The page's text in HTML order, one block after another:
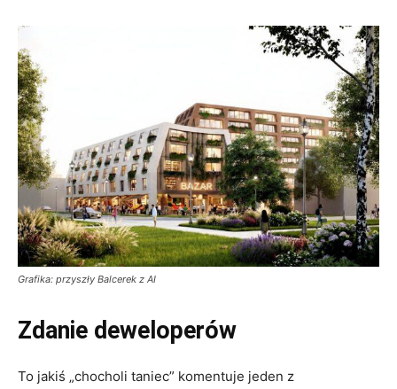
Grafika: przyszły Balcerek z AI
Zdanie deweloperów
To jakiś „chocholi taniec” komentuje jeden z